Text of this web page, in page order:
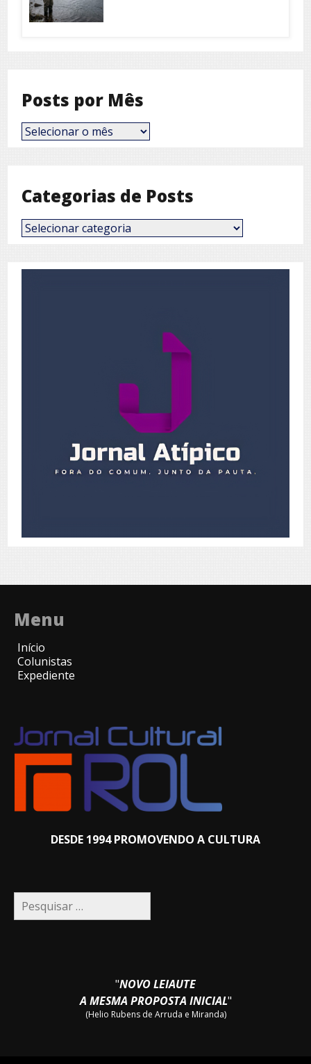
Posts por Mês
Posts
por
Categorias de Posts
Categorias
de
Menu
Início
Colunistas
Expediente
DESDE 1994 PROMOVENDO A CULTURA
Pesquisar
por:
"NOVO LEIAUTE
A MESMA PROPOSTA INICIAL"
(Helio Rubens de Arruda e Miranda)